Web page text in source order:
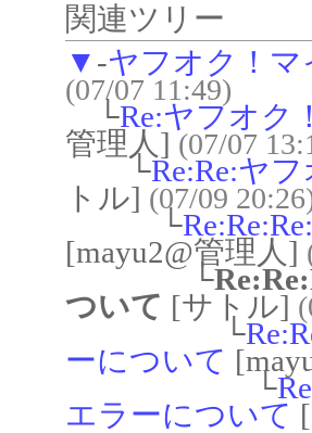
関連ツリー
▼ -ヤフオク！
(07/07 11:49)
└Re:ヤフオク
管理人] (07/07
└Re:Re:ヤ
トル] (07/09
└
[mayu2@管理人]
└
ついて [サトル]
└
ーについて
└
エラーについて